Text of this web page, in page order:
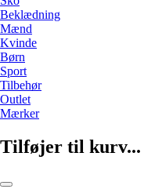
Beklædning
Mænd
Kvinde
Børn
Sport
Tilbehør
Outlet
Mærker
Tilføjer til kurv...